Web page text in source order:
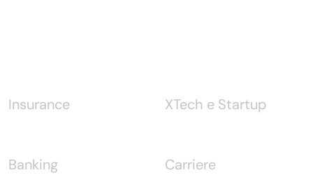
Insurance
Banking
XTech e Startup
Carriere